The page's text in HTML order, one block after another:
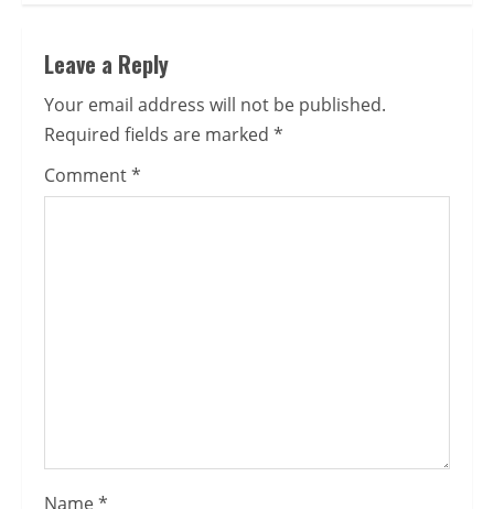
Leave a Reply
Your email address will not be published.
Required fields are marked *
Comment*
Name*